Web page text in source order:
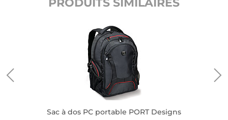
PRODUITS SIMILAIRES
Sac à dos PC portable PORT Designs